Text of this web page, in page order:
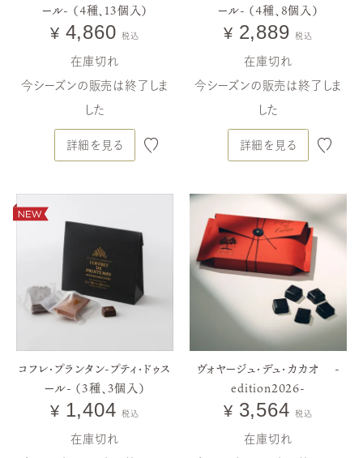
ール- （4種、13個入）
¥ 4,860 税込
在庫切れ
今シーズンの販売は終了しま
した
詳細を見る
ール- （4種、8個入）
¥ 2,889 税込
在庫切れ
今シーズンの販売は終了しま
した
詳細を見る
コフレ・プランタン-プティ・ドゥス
ール- （3種、3個入）
¥ 1,404 税込
在庫切れ
ヴォヤージュ・デュ・カカオ -
edition2026-
¥ 3,564 税込
在庫切れ